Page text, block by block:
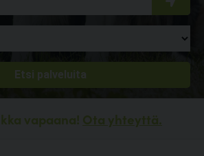
vapaana! Ota yhteyttä.